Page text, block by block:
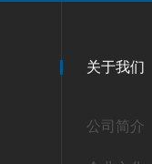
关于我们
公司简介